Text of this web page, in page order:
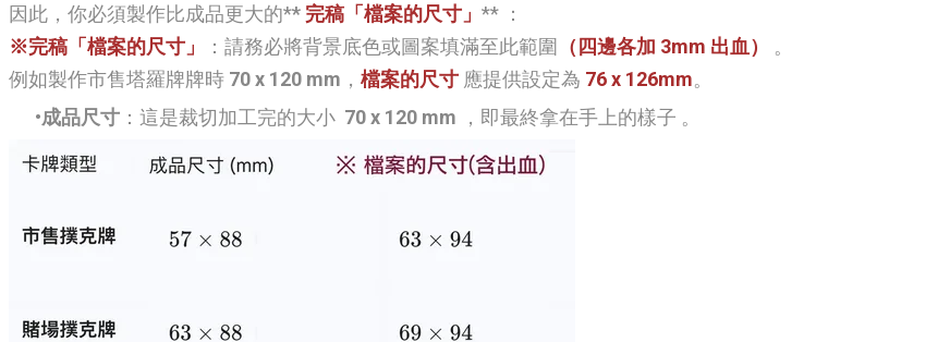
因此，你必須製作比成品更大的** 完稿 「檔案的尺寸」 ** ：
※完稿 「檔案的尺寸」 ：請務必將背景底色或圖案填滿至此範圍 （四邊各加 3mm 出血）
。
例如製作市售塔羅牌牌時 70 x 120 mm ， 檔案的尺寸 應提供設定為 76 x 126mm。
成品尺寸 ：這是裁切加工完的大小 70 x 120 mm ，即最終拿在手上的樣子 。